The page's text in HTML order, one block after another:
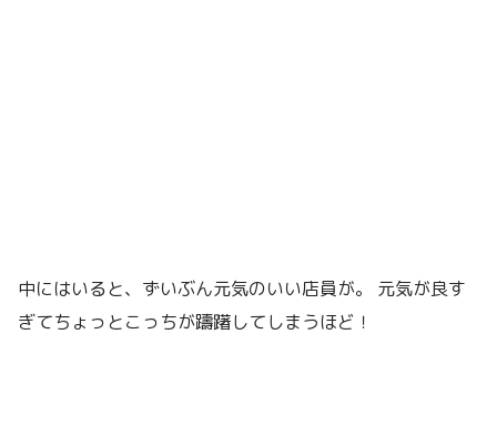
中にはいると、ずいぶん元気のいい店員が。 元気が良す
ぎてちょっとこっちが躊躇してしまうほど！